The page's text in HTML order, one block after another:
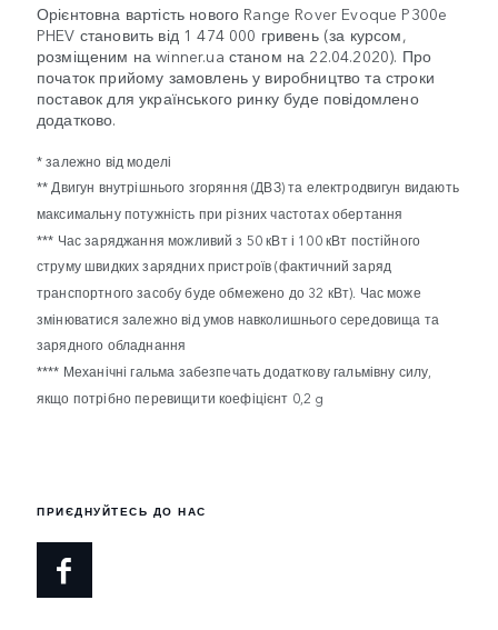
Орієнтовна вартість нового Range Rover Evoque P300e
PHEV становить від 1 474 000 гривень (за курсом,
розміщеним на winner.ua станом на 22.04.2020). Про
початок прийому замовлень у виробництво та строки
поставок для українського ринку буде повідомлено
додатково.
* залежно від моделі
** Двигун внутрішнього згоряння (ДВЗ) та електродвигун видають
максимальну потужність при різних частотах обертання
*** Час заряджання можливий з 50 кВт і 100 кВт постійного
струму швидких зарядних пристроїв (фактичний заряд
транспортного засобу буде обмежено до 32 кВт). Час може
змінюватися залежно від умов навколишнього середовища та
зарядного обладнання
**** Механічні гальма забезпечать додаткову гальмівну силу,
якщо потрібно перевищити коефіцієнт 0,2 g
ПРИЄДНУЙТЕСЬ ДО НАС